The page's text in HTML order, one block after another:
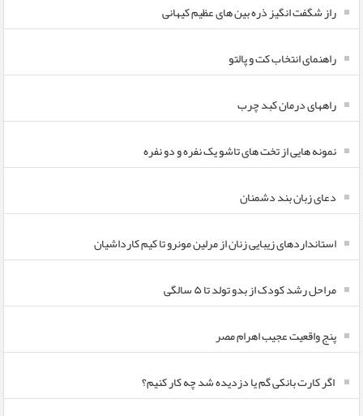
راز شگفت انگیز ذره بین های عظیم کیهانی
راهنمای انتخاب کت و پالتو
راههای درمان کبد چرب
نمونه هایی از تخت های تاشو یک نفره و دو نفره
دعای زبان بند دشمنان
استانداردهای زیبایی زنان از مرلین مونرو تا کیم کارداشیان
مراحل رشد کودک از بدو تولد تا ۵ سالگی
پنج واقعیت عجیب اهرام مصر
اگر کارت بانکی گم یا دزدیده شد چه کار کنیم؟